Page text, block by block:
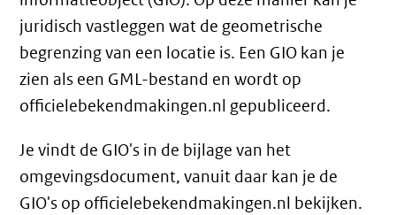
juridisch vastleggen wat de geometrische
begrenzing van een locatie is. Een GIO kan je
zien als een GML-bestand en wordt op
officielebekendmakingen.nl gepubliceerd.
Je vindt de GIO's in de bijlage van het
omgevingsdocument, vanuit daar kan je de
GIO's op officielebekendmakingen.nl bekijken.